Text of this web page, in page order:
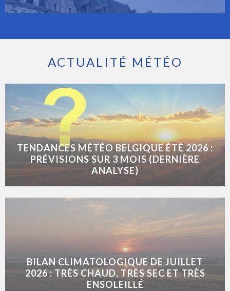
ACTUALITÉ MÉTÉO
TENDANCES MÉTÉO BELGIQUE ÉTÉ 2026 :
PRÉVISIONS SUR 3 MOIS (DERNIÈRE
ANALYSE)
BILAN CLIMATOLOGIQUE DE JUILLET
2026 : TRÈS CHAUD, TRÈS SEC ET TRÈS
ENSOLEILLÉ